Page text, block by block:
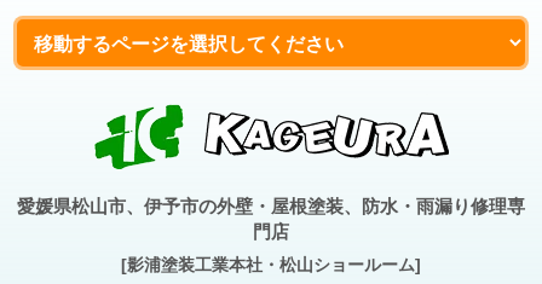
愛媛県松山市、伊予市の外壁・屋根塗装、防水・雨漏り修理専
門店
[影浦塗装工業本社・松山ショールーム]